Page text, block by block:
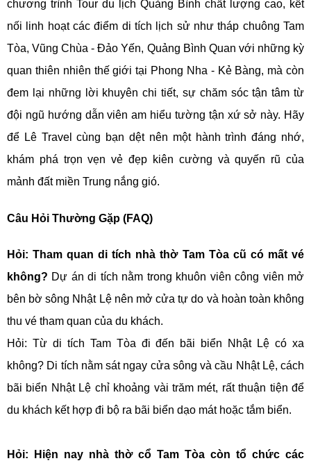
chương trình Tour du lịch Quảng Bình chất lượng cao, kết
nối linh hoạt các điểm di tích lịch sử như tháp chuông Tam
Tòa, Vũng Chùa - Đảo Yến, Quảng Bình Quan với những kỳ
quan thiên nhiên thế giới tại Phong Nha - Kẻ Bàng, mà còn
đem lại những lời khuyên chi tiết, sự chăm sóc tận tâm từ
đội ngũ hướng dẫn viên am hiểu tường tận xứ sở này. Hãy
để Lê Travel cùng bạn dệt nên một hành trình đáng nhớ,
khám phá trọn vẹn vẻ đẹp kiên cường và quyến rũ của
mảnh đất miền Trung nắng gió.
Câu Hỏi Thường Gặp (FAQ)
Hỏi: Tham quan di tích nhà thờ Tam Tòa cũ có mất vé
không? Dự án di tích nằm trong khuôn viên công viên mở
bên bờ sông Nhật Lệ nên mở cửa tự do và hoàn toàn không
thu vé tham quan của du khách.
Hỏi: Từ di tích Tam Tòa đi đến bãi biển Nhật Lệ có xa
không? Di tích nằm sát ngay cửa sông và cầu Nhật Lệ, cách
bãi biển Nhật Lệ chỉ khoảng vài trăm mét, rất thuận tiện để
du khách kết hợp đi bộ ra bãi biển dạo mát hoặc tắm biển.
Hỏi: Hiện nay nhà thờ cổ Tam Tòa còn tổ chức các